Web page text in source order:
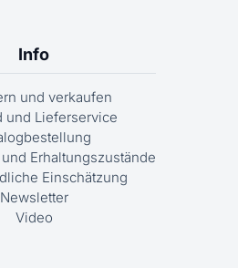
Info
und verkaufen
und Lieferservice
Erhaltungszustände
Einschätzung
Newsletter
Video